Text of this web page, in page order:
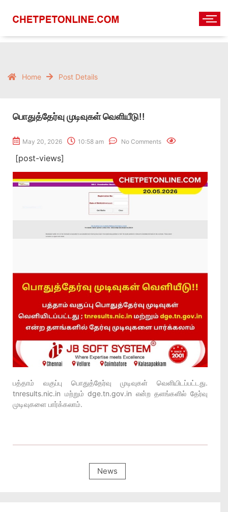
Home Post Details
பொதுத்தேர்வு முடிவுகள் வெளியீடு!!
May 20, 2026 10:58 am No Comments
[post-views]
பத்தாம் வகுப்பு பொதுத்தேர்வு முடிவுகள் வெளியிடப்பட்டது.
tnresults.nic.in மற்றும் dge.tn.gov.in என்ற தளங்களில் தேர்வு
முடிவுகளை பார்க்கலாம்.
News